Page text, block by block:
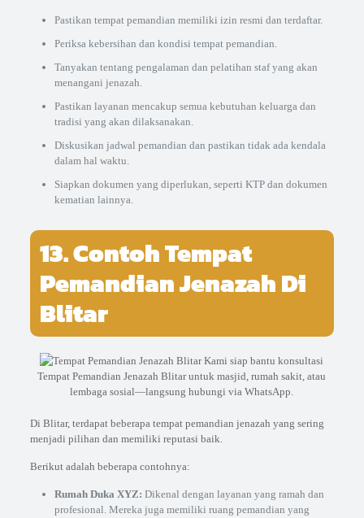
Pastikan tempat pemandian memiliki izin resmi dan terdaftar.
Periksa kebersihan dan kondisi tempat pemandian.
Tanyakan tentang pengalaman dan pelatihan staf yang akan
menangani jenazah.
Pastikan layanan mencakup semua kebutuhan keluarga dan
tradisi yang akan dilaksanakan.
Diskusikan jadwal pemandian dan pastikan tidak ada kendala
dalam hal waktu.
Siapkan dokumen yang diperlukan, seperti KTP dan dokumen
kematian lainnya.
13. Contoh Tempat
Pemandian Jenazah Di
Blitar
Kami siap bantu konsultasi
Tempat Pemandian Jenazah Blitar untuk masjid, rumah sakit, atau
lembaga sosial—langsung hubungi via WhatsApp.
Di Blitar, terdapat beberapa tempat pemandian jenazah yang sering
menjadi pilihan dan memiliki reputasi baik.
Berikut adalah beberapa contohnya:
Rumah Duka XYZ: Dikenal dengan layanan yang ramah dan
profesional. Mereka juga memiliki ruang pemandian yang